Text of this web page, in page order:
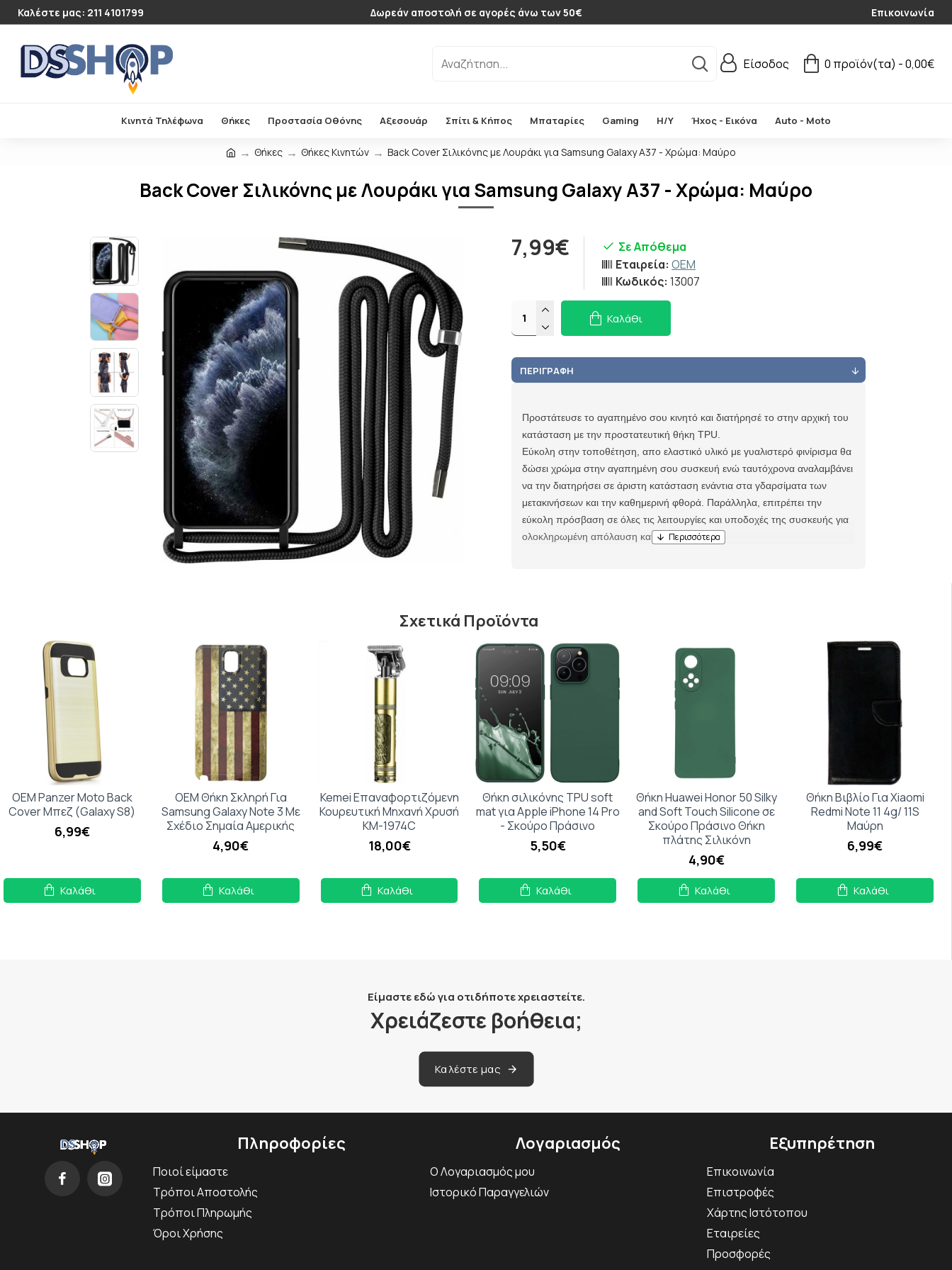
Καλέστε μας: 211 4101799 Δωρεάν αποστολή σε αγορές άνω των 50€ Επικοινωνία
Είσοδος 0 προϊόν(τα) - 0,00€
Κινητά Τηλέφωνα Θήκες Προστασία Οθόνης Αξεσουάρ Σπίτι & Κήπος Μπαταρίες Gaming Η/Υ Ήχος - Εικόνα Auto - Moto
Θήκες Θήκες Κινητών Back Cover Σιλικόνης με Λουράκι για Samsung Galaxy A37 - Χρώμα: Μαύρο
Back Cover Σιλικόνης με Λουράκι για Samsung Galaxy A37 - Χρώμα: Μαύρο
7,99€
Σε Απόθεμα
Εταιρεία: OEM
Κωδικός: 13007
Καλάθι
ΠΕΡΙΓΡΑΦΉ
Προστάτευσε το αγαπημένο σου κινητό και διατήρησέ το στην αρχική του
κατάσταση με την προστατευτική θήκη TPU.
Εύκολη στην τοποθέτηση, απο ελαστικό υλικό με γυαλιστερό φινίρισμα θα
δώσει χρώμα στην αγαπημένη σου συσκευή ενώ ταυτόχρονα αναλαμβάνει
να την διατηρήσει σε άριστη κατάσταση ενάντια στα γδαρσίματα των
μετακινήσεων και την καθημερινή φθορά. Παράλληλα, επιτρέπει την
εύκολη πρόσβαση σε όλες τις λειτουργίες και υποδοχές της συσκευής για
ολοκληρωμένη απόλαυση και προστασία
Σχετικά Προϊόντα
OEM Panzer Moto Back
Cover Μπεζ (Galaxy S8)
6,99€
Καλάθι
OEM Θήκη Σκληρή Για
Samsung Galaxy Note 3 Με
Σχέδιο Σημαία Αμερικής
4,90€
Καλάθι
Kemei Επαναφορτιζόμενη
Κουρευτική Μηχανή Χρυσή
ΚΜ-1974C
18,00€
Καλάθι
Θήκη σιλικόνης TPU soft
mat για Apple iPhone 14 Pro
- Σκούρο Πράσινο
5,50€
Καλάθι
Θήκη Huawei Honor 50 Silky
and Soft Touch Silicone σε
Σκούρο Πράσινο Θήκη
πλάτης Σιλικόνη
4,90€
Καλάθι
Θήκη Βιβλίο Για Xiaomi
Redmi Note 11 4g/ 11S
Μαύρη
6,99€
Καλάθι
Είμαστε εδώ για οτιδήποτε χρειαστείτε.
Χρειάζεστε βοήθεια;
Καλέστε μας
Πληροφορίες
Ποιοί είμαστε
Τρόποι Αποστολής
Τρόποι Πληρωμής
Όροι Χρήσης
Λογαριασμός
Ο Λογαριασμός μου
Ιστορικό Παραγγελιών
Εξυπηρέτηση
Επικοινωνία
Επιστροφές
Χάρτης Ιστότοπου
Εταιρείες
Προσφορές